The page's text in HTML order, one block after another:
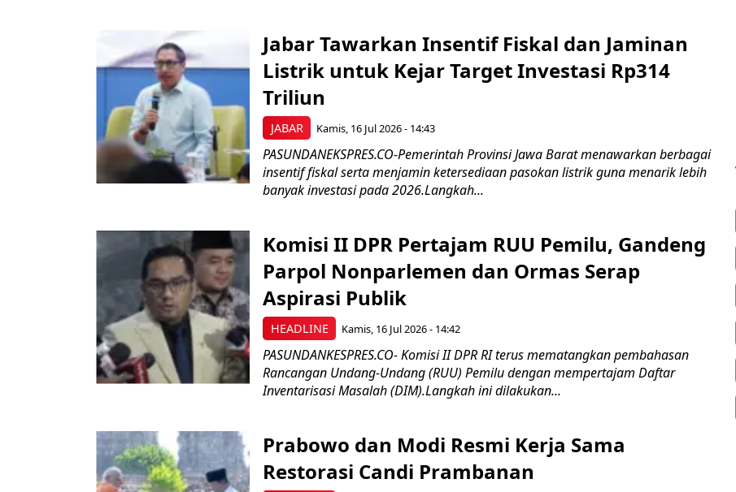
JABAR
Jabar Tawarkan Insentif Fiskal dan Jaminan
Listrik untuk Kejar Target Investasi Rp314
Triliun
Kamis, 16 Jul 2026 - 14:43
PASUNDANEKSPRES.CO-Pemerintah Provinsi Jawa Barat menawarkan berbagai
insentif fiskal serta menjamin ketersediaan pasokan listrik guna menarik lebih
banyak investasi pada 2026.Langkah...
HEADLINE
Komisi II DPR Pertajam RUU Pemilu, Gandeng
Parpol Nonparlemen dan Ormas Serap
Aspirasi Publik
Kamis, 16 Jul 2026 - 14:42
PASUNDANKESPRES.CO- Komisi II DPR RI terus mematangkan pembahasan
Rancangan Undang-Undang (RUU) Pemilu dengan mempertajam Daftar
Inventarisasi Masalah (DIM).Langkah ini dilakukan...
Prabowo dan Modi Resmi Kerja Sama
Restorasi Candi Prambanan